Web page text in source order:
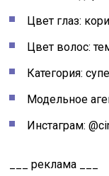
Цвет глаз:
Цвет волос:
Категория:
Модельное
Инстаграм:
___ реклама ___